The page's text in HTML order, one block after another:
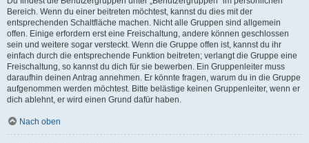
Bereich. Wenn du einer beitreten möchtest, kannst du dies mit der
entsprechenden Schaltfläche machen. Nicht alle Gruppen sind allgemein
offen. Einige erfordern erst eine Freischaltung, andere können geschlossen
sein und weitere sogar versteckt. Wenn die Gruppe offen ist, kannst du ihr
einfach durch die entsprechende Funktion beitreten; verlangt die Gruppe eine
Freischaltung, so kannst du dich für sie bewerben. Ein Gruppenleiter muss
daraufhin deinen Antrag annehmen. Er könnte fragen, warum du in die Gruppe
aufgenommen werden möchtest. Bitte belästige keinen Gruppenleiter, wenn er
dich ablehnt, er wird einen Grund dafür haben.
Nach oben